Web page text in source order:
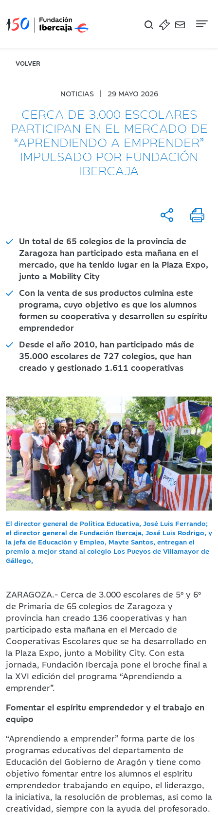
VOLVER
NOTICIAS | 29 MAYO 2026
CERCA DE 3.000 ESCOLARES
PARTICIPAN EN EL MERCADO DE
“APRENDIENDO A EMPRENDER”
IMPULSADO POR FUNDACIÓN
IBERCAJA
Un total de 65 colegios de la provincia de
Zaragoza han participado esta mañana en el
mercado, que ha tenido lugar en la Plaza Expo,
junto a Mobility City
Con la venta de sus productos culmina este
programa, cuyo objetivo es que los alumnos
formen su cooperativa y desarrollen su espíritu
emprendedor
Desde el año 2010, han participado más de
35.000 escolares de 727 colegios, que han
creado y gestionado 1.611 cooperativas
El director general de Política Educativa, José Luis Ferrando;
el director general de Fundación Ibercaja, José Luis Rodrigo, y
la jefa de Educación y Empleo, Mayte Santos, entregan el
premio a mejor stand al colegio Los Pueyos de Villamayor de
Gállego,
ZARAGOZA.- Cerca de 3.000 escolares de 5º y 6º
de Primaria de 65 colegios de Zaragoza y
provincia han creado 136 cooperativas y han
participado esta mañana en el Mercado de
Cooperativas Escolares que se ha desarrollado en
la Plaza Expo, junto a Mobility City. Con esta
jornada, Fundación Ibercaja pone el broche final a
la XVI edición del programa “Aprendiendo a
emprender”.
Fomentar el espíritu emprendedor y el trabajo en
equipo
“Aprendiendo a emprender” forma parte de los
programas educativos del departamento de
Educación del Gobierno de Aragón y tiene como
objetivo fomentar entre los alumnos el espíritu
emprendedor trabajando en equipo, el liderazgo,
la iniciativa, la resolución de problemas, así como la
creatividad, siempre con la ayuda del profesorado.